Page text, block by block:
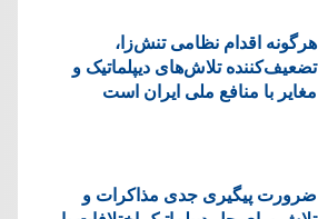
هرگونه اقدام نظامی تنش‌زا،
تضعیف‌کننده تلاش‌های دیپلماتیک و
مغایر با منافع ملی ایران است
ضرورت پیگیری جدی مذاکرات و